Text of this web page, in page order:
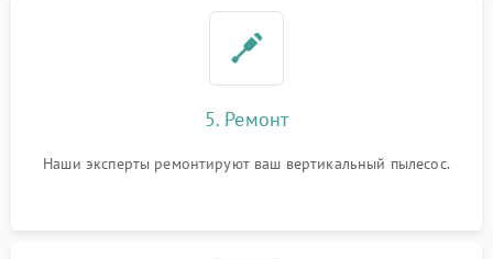
5. Ремонт
Наши эксперты ремонтируют ваш вертикальный пылесос.